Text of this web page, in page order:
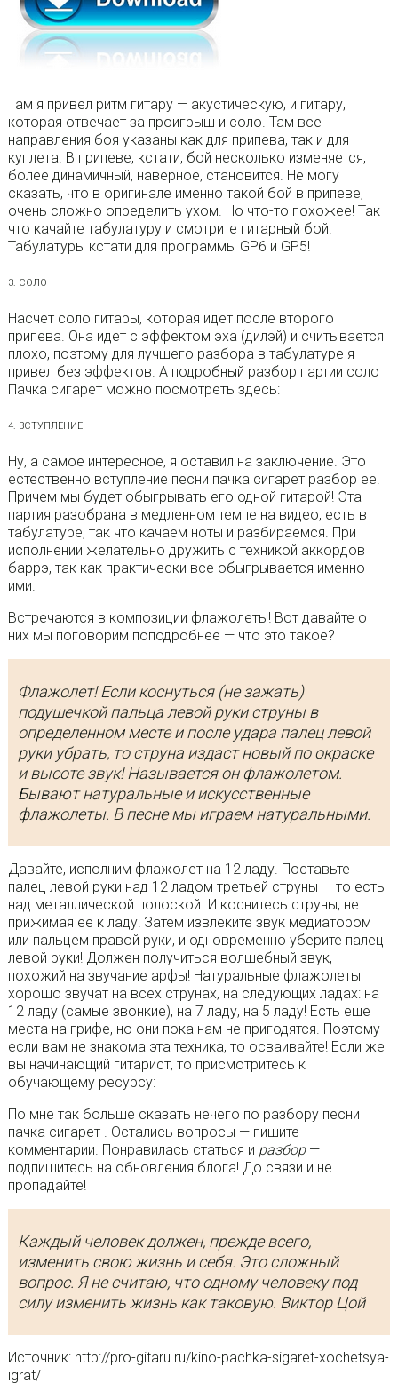
Там я привел ритм гитару — акустическую, и гитару,
которая отвечает за проигрыш и соло. Там все
направления боя указаны как для припева, так и для
куплета. В припеве, кстати, бой несколько изменяется,
более динамичный, наверное, становится. Не могу
сказать, что в оригинале именно такой бой в припеве,
очень сложно определить ухом. Но что-то похожее! Так
что качайте табулатуру и смотрите гитарный бой.
Табулатуры кстати для программы GP6 и GP5!
3. СОЛО
Насчет соло гитары, которая идет после второго
припева. Она идет с эффектом эха (дилэй) и считывается
плохо, поэтому для лучшего разбора в табулатуре я
привел без эффектов. А подробный разбор партии соло
Пачка сигарет можно посмотреть здесь:
4. ВСТУПЛЕНИЕ
Ну, а самое интересное, я оставил на заключение. Это
естественно вступление песни пачка сигарет разбор ее.
Причем мы будет обыгрывать его одной гитарой! Эта
партия разобрана в медленном темпе на видео, есть в
табулатуре, так что качаем ноты и разбираемся. При
исполнении желательно дружить с техникой аккордов
баррэ, так как практически все обыгрывается именно
ими.
Встречаются в композиции флажолеты! Вот давайте о
них мы поговорим поподробнее — что это такое?
Флажолет! Если коснуться (не зажать)
подушечкой пальца левой руки струны в
определенном месте и после удара палец левой
руки убрать, то струна издаст новый по окраске
и высоте звук! Называется он флажолетом.
Бывают натуральные и искусственные
флажолеты. В песне мы играем натуральными.
Давайте, исполним флажолет на 12 ладу. Поставьте
палец левой руки над 12 ладом третьей струны — то есть
над металлической полоской. И коснитесь струны, не
прижимая ее к ладу! Затем извлеките звук медиатором
или пальцем правой руки, и одновременно уберите палец
левой руки! Должен получиться волшебный звук,
похожий на звучание арфы! Натуральные флажолеты
хорошо звучат на всех струнах, на следующих ладах: на
12 ладу (самые звонкие), на 7 ладу, на 5 ладу! Есть еще
места на грифе, но они пока нам не пригодятся. Поэтому
если вам не знакома эта техника, то осваивайте! Если же
вы начинающий гитарист, то присмотритесь к
обучающему ресурсу:
По мне так больше сказать нечего по разбору песни
пачка сигарет . Остались вопросы — пишите
комментарии. Понравилась статься и разбор—
подпишитесь на обновления блога! До связи и не
пропадайте!
Каждый человек должен, прежде всего,
изменить свою жизнь и себя. Это сложный
вопрос. Я не считаю, что одному человеку под
силу изменить жизнь как таковую. Виктор Цой
Источник: http://pro-gitaru.ru/kino-pachka-sigaret-xochetsya-
igrat/